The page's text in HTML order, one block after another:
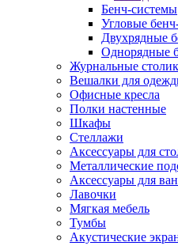
Бенч-системы
Угловые
Двухрядные
Однорядные
Журнальные
Вешалки для
Офисные кресла
Полки настенные
Шкафы
Стеллажи
Аксессуары для
Металлические
Аксессуары для
Лавочки
Мягкая мебель
Тумбы
Акустические